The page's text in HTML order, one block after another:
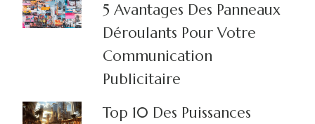
5 Avantages Des Panneaux
Déroulants Pour Votre
Communication
Publicitaire
Top 10 Des Puissances